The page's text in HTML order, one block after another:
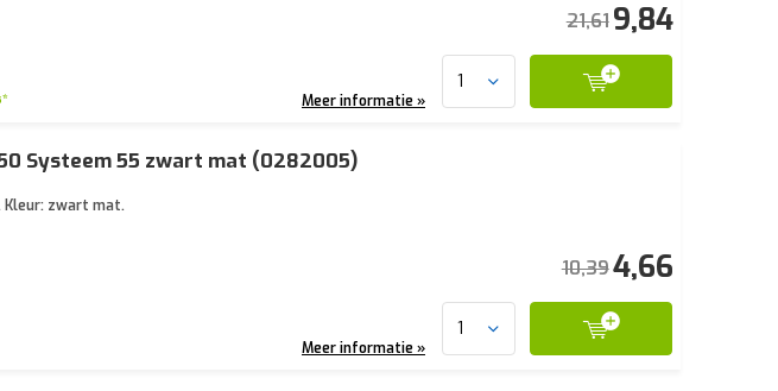
21,619,84
Meer informatie »
Systeem 55 zwart mat (0282005)
Kleur: zwart mat.
10,394,66
Meer informatie »